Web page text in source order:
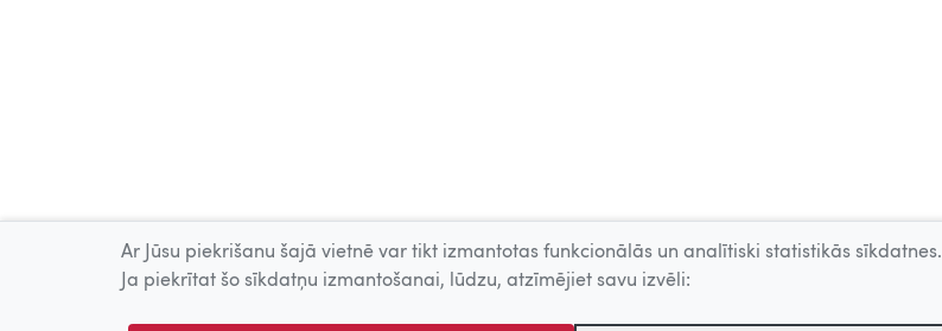
Ar Jūsu piekrišanu šajā vietnē var tikt izmantotas funkcionālās un analītiski statistikās sīkdatnes.
Ja piekrītat šo sīkdatņu izmantošanai, lūdzu, atzīmējiet savu izvēli: